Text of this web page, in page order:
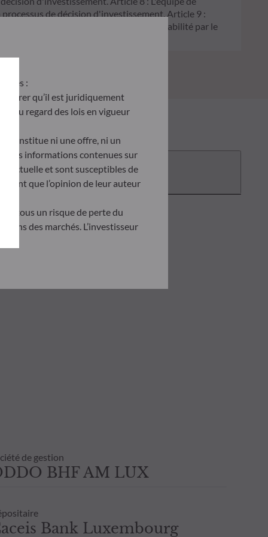
de décision d'investissement. Article 9 :
écologique, et traite les risques de durabilité par le
Documentation
de gestion
BHF AM LUX
Bank Luxembourg
:
qu’il est juridiquement
au regard des lois en vigueur
constitue ni une offre, ni un
Les informations contenues sur
et sont susceptibles de
que l’opinion de leur auteur
tous un risque de perte du
des marchés. L’investisseur
obligatoirement consulter le
avant de souscrire.
de l’usage de la présente
Il est donc recommandé